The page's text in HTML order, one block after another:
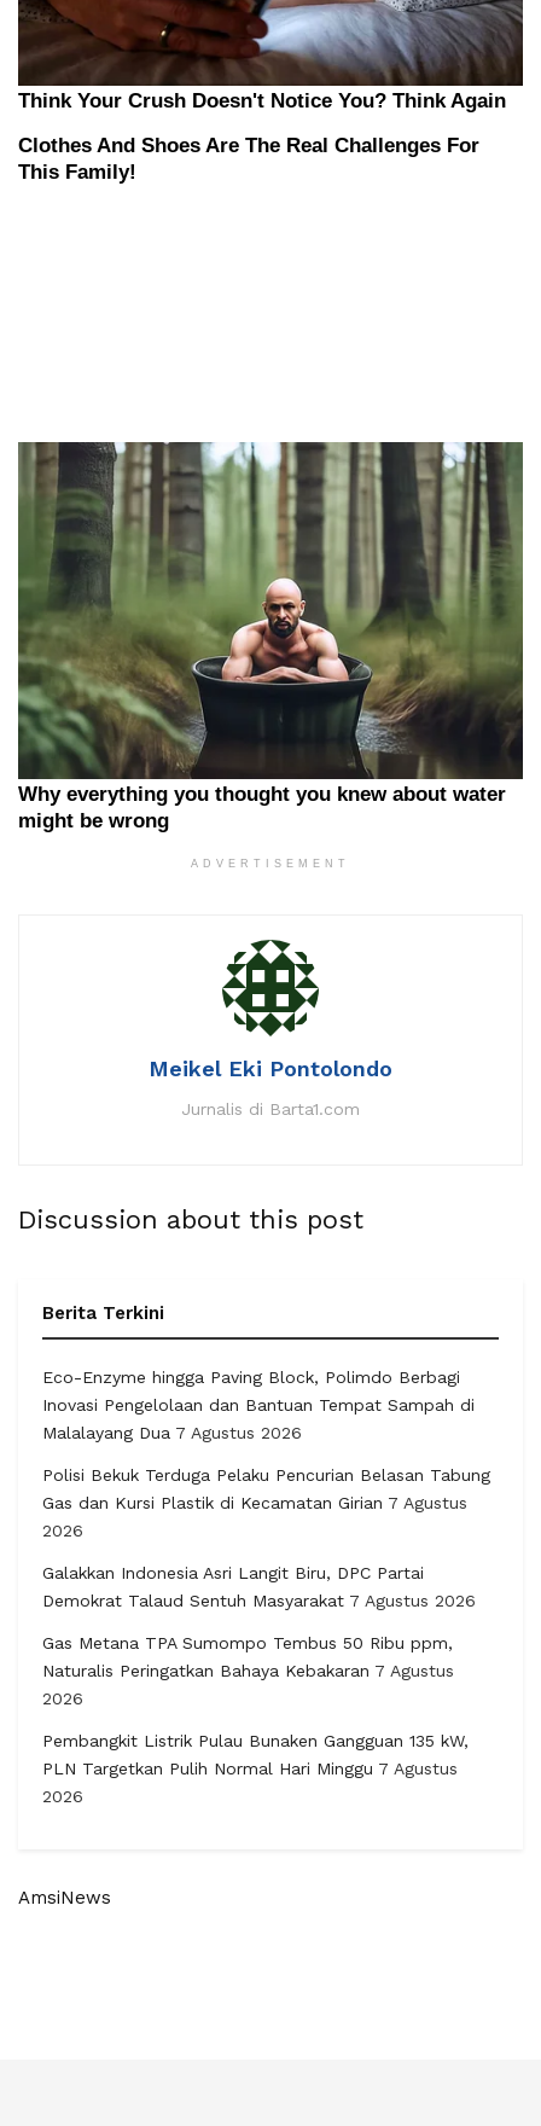
ADVERTISEMENT
Meikel Eki Pontolondo
Jurnalis di Barta1.com
Discussion about this post
Berita Terkini
Eco-Enzyme hingga Paving Block, Polimdo Berbagi
Inovasi Pengelolaan dan Bantuan Tempat Sampah di
Malalayang Dua 7 Agustus 2026
Polisi Bekuk Terduga Pelaku Pencurian Belasan Tabung
Gas dan Kursi Plastik di Kecamatan Girian 7 Agustus
2026
Galakkan Indonesia Asri Langit Biru, DPC Partai
Demokrat Talaud Sentuh Masyarakat 7 Agustus 2026
Gas Metana TPA Sumompo Tembus 50 Ribu ppm,
Naturalis Peringatkan Bahaya Kebakaran 7 Agustus
2026
Pembangkit Listrik Pulau Bunaken Gangguan 135 kW,
PLN Targetkan Pulih Normal Hari Minggu 7 Agustus
2026
AmsiNews